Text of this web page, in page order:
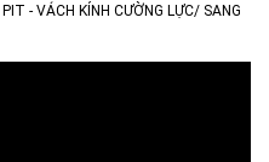
- VÁCH KÍNH CƯỜNG LỰC/ SANG